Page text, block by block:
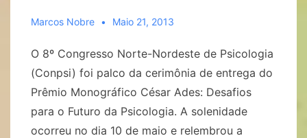
Marcos Nobre Maio 21, 2013
O 8º Congresso Norte-Nordeste de Psicologia
(Conpsi) foi palco da cerimônia de entrega do
Prêmio Monográfico César Ades: Desafios
para o Futuro da Psicologia. A solenidade
ocorreu no dia 10 de maio e relembrou a